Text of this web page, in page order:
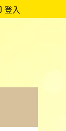
登入